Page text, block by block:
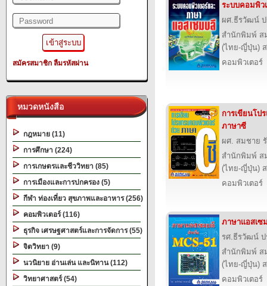
สมัครสมาชิก ลืมรหัสผ่าน
หมวดหนังสือ
กฎหมาย (11)
การศึกษา (224)
การเกษตรและชีววิทยา (85)
การเมืองและการปกครอง (5)
กีฬา ท่องเที่ยว สุขภาพและอาหาร (256)
คอมพิวเตอร์ (116)
ธุรกิจ เศรษฐศาสตร์และการจัดการ (55)
จิตวิทยา (9)
นวนิยาย อ่านเล่น และนิทาน (112)
วิทยาศาสตร์ (54)
ระบบคอมพิว
ผศ.ธีรวัฒน์
สำนักพิมพ์ ส
(ไทย-ญี่ปุ่น)
คอมพิวเตอร์
การเขียนโป
ภาษาซี
ผศ. สมชาย
สำนักพิมพ์ ส
(ไทย-ญี่ปุ่น)
คอมพิวเตอร์
ภาษาแอสเซ
รศ.ธีรวัฒน์ ป
สำนักพิมพ์ ส
(ไทย-ญี่ปุ่น)
คอมพิวเตอร์